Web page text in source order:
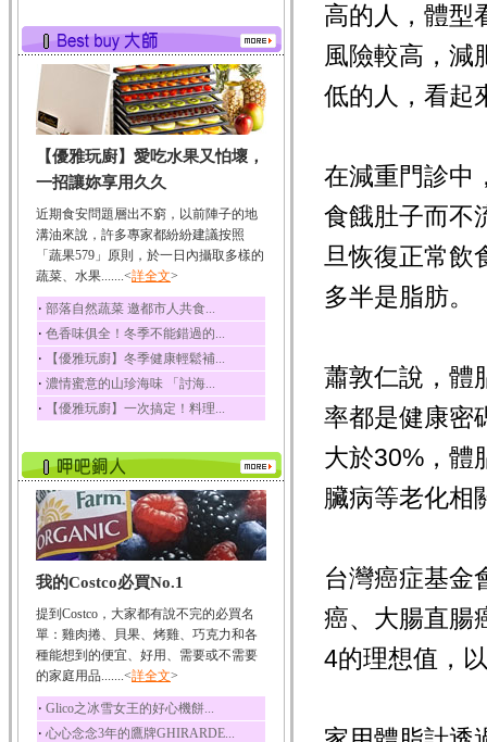
蛋白質、脂肪、醣類...
迷迭香
迷迭香 裡頭含有咖啡
酸、迷迭香酸、植物...
咖啡
咖啡中的咖啡因會刺激
中樞神經系統，特別...
椰子
椰子含有糖類、脂肪、
蛋白質、維生素及多...
荔枝
荔枝性質溫和所含的營
養素有醣類、檸檬酸...
五味子
五味子性質溫熱所含營
養成分有揮發油、檸...
草魚
素C、及豐富的蛋白...
【優雅玩廚】愛吃水果又怕壞，
一招讓妳享用久久
近期食安問題層出不窮，以前陣子的地
溝油來說，許多專家都紛紛建議按照
「蔬果579」原則，於一日內攝取多樣的
蔬菜、水果.......<詳全文>
‧ 部落自然蔬菜 邀都市人共食...
‧ 色香味俱全！冬季不能錯過的...
‧ 【優雅玩廚】冬季健康輕鬆補...
‧ 濃情蜜意的山珍海味 「討海...
‧ 【優雅玩廚】一次搞定！料理...
我的Costco必買No.1
提到Costco，大家都有說不完的必買名
單：雞肉捲、貝果、烤雞、巧克力和各
種能想到的便宜、好用、需要或不需要
的家庭用品.......<詳全文>
‧ Glico之冰雪女王的好心機餅...
‧ 心心念念3年的鷹牌GHIRARDE...
高的人，體型
風險較高，減
低的人，看起
在減重門診中
食餓肚子而不
旦恢復正常飲
多半是脂肪。
蕭敦仁說，體
率都是健康密
大於30%，體
臟病等老化相
台灣癌症基金
癌、大腸直腸
4的理想值，